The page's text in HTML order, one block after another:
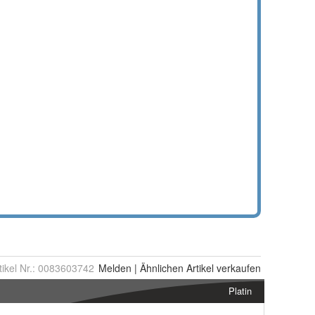
Nr.: 0083603742 Melden | Ähnlichen Artikel verkaufen
Platin